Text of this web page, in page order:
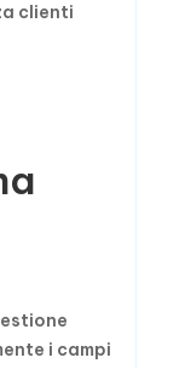
clienti
i campi